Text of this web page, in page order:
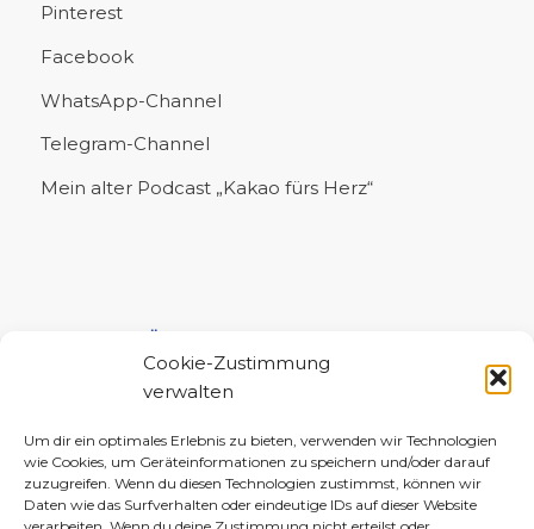
Cookie-Zustimmung
verwalten
Um dir ein optimales Erlebnis zu bieten, verwenden wir Technologien
wie Cookies, um Geräteinformationen zu speichern und/oder darauf
zuzugreifen. Wenn du diesen Technologien zustimmst, können wir
Daten wie das Surfverhalten oder eindeutige IDs auf dieser Website
Pinterest
Facebook
WhatsApp-Channel
Telegram-Channel
Mein alter Podcast „Kakao fürs Herz“